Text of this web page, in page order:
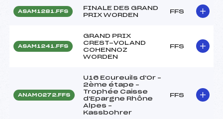
ASAM1281.FFS
FINALE DES GRAND
PRIX WORDEN
FFS
ASAM1241.FFS
GRAND PRIX
CREST-VOLAND
COHENNOZ
WORDEN
FFS
ANAM0272.FFS
U16 Ecureuils d'Or –
2ème étape –
Trophée Caisse
d'Epargne Rhône
Alpes –
Kassbohrer
FFS